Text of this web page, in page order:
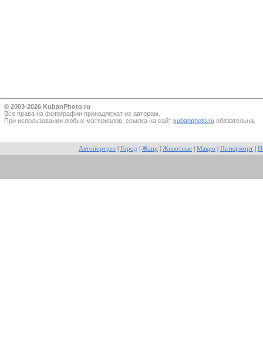
© 2003-2026 KubanPhoto.ru
Все прaва на фотографии принадлежат их авторам.
При использовании любых материалов, ссылка на сайт kubanphoto.ru обязательна.
Автопортрет Город Жанр Животные Макро Натюрморт